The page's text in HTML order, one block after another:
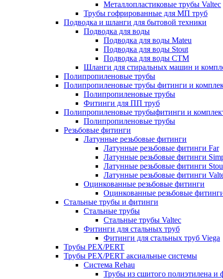
Металлопластиковые трубы Valtec
Трубы гофрированные для МП труб
Подводка и шланги для бытовой техники
Подводка для воды
Подводка для воды Mateu
Подводка для воды Stout
Подводка для воды СТМ
Шланги для стиральных машин и
Полипропиленовые трубы
Полипропиленовые трубы фитинги и
Полипропиленовые трубы
Фитинги для ПП труб
Полипропиленовые трубыфитинги и
Полипропиленовые трубы
Резьбовые фитинги
Латунные резьбовые фитинги
Латунные резьбовые фитинги Far
Латунные резьбовые фитинги
Латунные резьбовые фитинги
Латунные резьбовые фитинги
Оцинкованные резьбовые фитинги
Оцинкованные резьбовые
Стальные трубы и фитинги
Стальные трубы
Стальные трубы Valtec
Фитинги для стальных труб
Фитинги для стальных труб Viega
Трубы PEX/PERT
Трубы PEX/PERT аксиальные системы
Система Rehau
Трубы из сшитого полиэтилена и